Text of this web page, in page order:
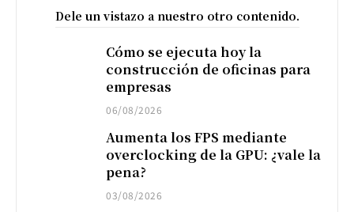
Dele un vistazo a nuestro otro contenido.
Cómo se ejecuta hoy la
construcción de oficinas para
empresas
06/08/2026
Aumenta los FPS mediante
overclocking de la GPU: ¿vale la
pena?
03/08/2026